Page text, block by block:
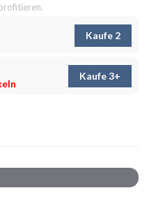
Kaufe 2
Kaufe 3+